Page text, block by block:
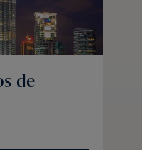
de